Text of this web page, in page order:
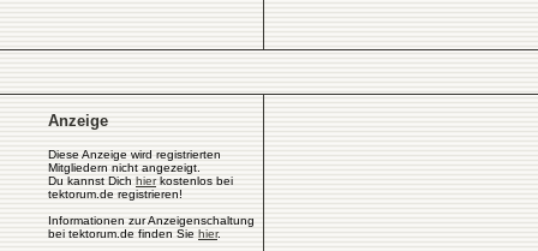
Anzeige
Diese Anzeige wird registrierten
Mitgliedern nicht angezeigt.
Du kannst Dich hierkostenlos bei
tektorum.de registrieren!
Informationen zur Anzeigenschaltung
bei tektorum.de finden Sie hier.